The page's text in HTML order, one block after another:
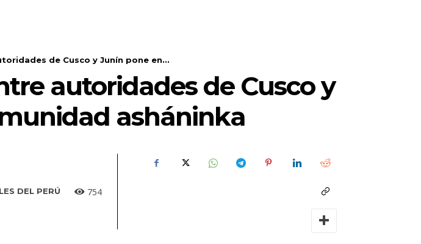
de Cusco y Junín pone en...
autoridades de Cusco y
asháninka
DEL PERÚ 754